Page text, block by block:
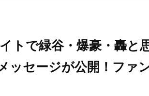
トで緑谷・爆豪・轟と
ッセージが公開！ファ